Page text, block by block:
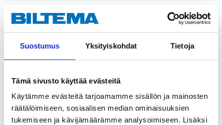
Suostumus Yksityiskohdat Tietoja
Tämä sivusto käyttää evästeitä
Käytämme evästeitä tarjoamamme sisällön ja mainosten
räätälöimiseen, sosiaalisen median ominaisuuksien
tukemiseen ja kävijämäärämme analysoimiseen. Lisäksi
Description
Air nipple for brake callipers, brake cylinders, and
clutch cylinders.